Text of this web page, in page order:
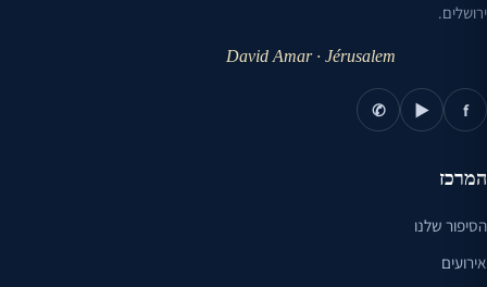
ירושלים.
David Amar · Jérusalem
f
▶
✆
המרכז
הסיפור שלנו
אירועים